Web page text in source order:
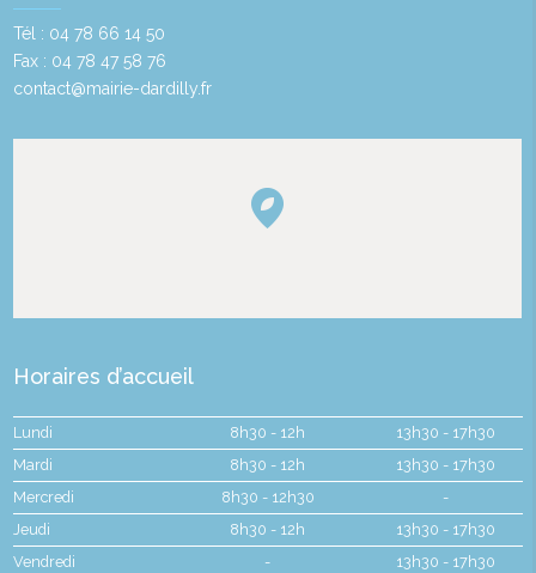
Tél : 04 78 66 14 50
Fax : 04 78 47 58 76
contact@mairie-dardilly.fr
Horaires d’accueil
Lundi 8h30 - 12h
13h30 - 17h30
Mardi
8h30 - 12h
13h30 - 17h30
Mercredi
8h30 - 12h30
-
Jeudi
8h30 - 12h
13h30 - 17h30
Vendredi
-
13h30 - 17h30